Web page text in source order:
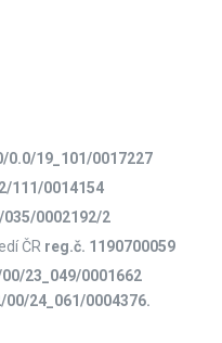
0.0/19_101/0017227
111/0014154
0002192/2
ČR reg.č. 1190700059
23_049/0001662
24_061/0004376.